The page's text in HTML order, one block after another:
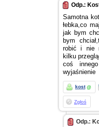
Odp.:
Samotna
łebka,co
jak bym
bym
robići nie
kilku
coś
wyjaśnienie
kost @
Zgłoś
Odp.: